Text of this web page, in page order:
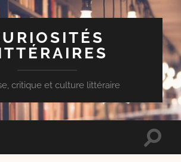
critique et culture littéraire
Toggle